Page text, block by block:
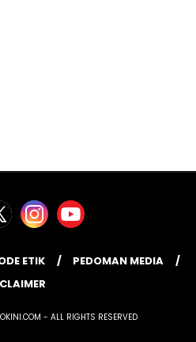
ETIK
PEDOMAN MEDIA
- ALL RIGHTS RESERVED